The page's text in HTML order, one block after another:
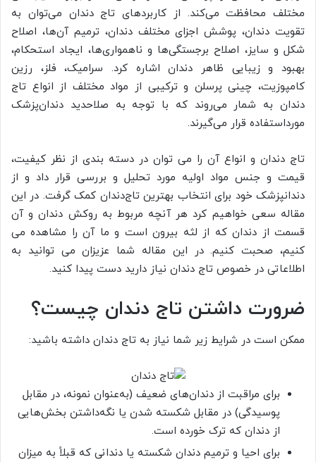
مختلف محافظت می‌کند. از کاربردهای تاج دندان می‌توان به
تقویت دندان، پوشش اجزای مختلف دندان، ترمیم آن‌ها، اصلاح
شکل و سایز، اصلاح برجستگی‌ها و ناهمواری‌ها، ایجاد استحکام،
بهبود و زیبایی ظاهر دندان اشاره کرد. سرامیک، فلز، رزین
کامپوزیت، چینی پرسلن و ترکیبی از مواد مختلف از انواع تاج
دندان به شمار می‌روند که با توجه به صلاحدید دندان‌پزشک
مورداستفاده قرار می‌گیرند.
تاج دندان و انواع آن را می توان در دسته بندی از نظر کیفیت،
قیمت و جنس مواد اولیه مورد تحلیل و بررسی قرار داد و از
دندانپزشک خود برای انتخاب بهترین تاج‎‌دندان کمک گرفت. در این
مقاله سعی خواهیم کرد هر آنچه مربوط به روکش دندان و آن
قسمت از دندان که از لثه بیرون است و ما آن را مشاهده می
کنیم، صحبت کنیم. در این مقاله شما عزیزان می توانید به
اطلاعاتی در خصوص تاج دندان نیاز دارید دست پیدا کنید.
ضرورت داشتن تاج دندان چیست؟
ممکن است در شرایط زیر شما نیاز به تاج دندان داشته باشید:
برای مراقبت از دندان‌های ضعیف (به‌عنوان نمونه، در مقابل
پوسیدگی) در مقابل شکسته شدن یا نگه‌داشتن بخش‌هایی
از دندان که ترک خورده است.
برای احیا و ترمیم دندان شکسته یا دندانی که قبلاً به میزان